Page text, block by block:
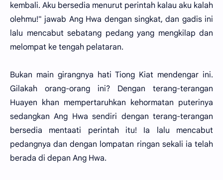
kembali. Aku bersedia menurut perintah kalau aku kalah
olehmu!" jawab Ang Hwa dengan singkat, dan gadis ini
lalu mencabut sebatang pedang yang mengkilap dan
melompat ke tengah pelataran.
Bukan main girangnya hati Tiong Kiat mendengar ini.
Gilakah orang-orang ini? Dengan terang-terangan
Huayen khan mempertaruhkan kehormatan puterinya
sedangkan Ang Hwa sendiri dengan terang-terangan
bersedia mentaati perintah itu! Ia lalu mencabut
pedangnya dan dengan lompatan ringan sekali ia telah
berada di depan Ang Hwa.